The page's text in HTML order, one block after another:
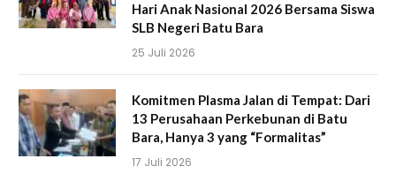
Hari Anak Nasional 2026 Bersama Siswa
SLB Negeri Batu Bara
25 Juli 2026
Komitmen Plasma Jalan di Tempat: Dari
13 Perusahaan Perkebunan di Batu
Bara, Hanya 3 yang “Formalitas”
17 Juli 2026